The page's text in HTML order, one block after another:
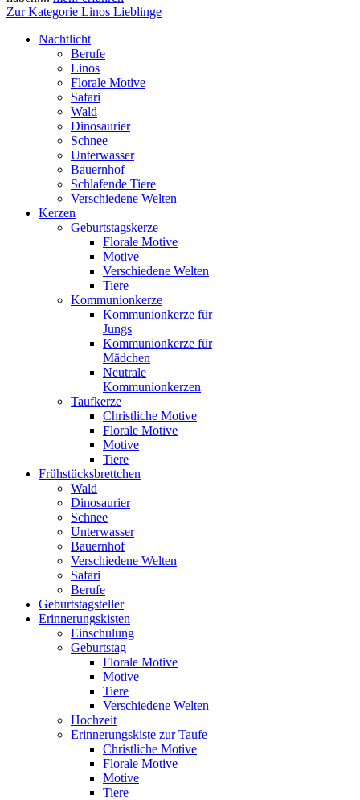
Zur Kategorie Linos Lieblinge
Nachtlicht
Berufe
Linos
Florale Motive
Safari
Wald
Dinosaurier
Schnee
Unterwasser
Bauernhof
Schlafende Tiere
Verschiedene Welten
Kerzen
Geburtstagskerze
Florale Motive
Motive
Verschiedene Welten
Tiere
Kommunionkerze
Kommunionkerze für
Jungs
Kommunionkerze für
Mädchen
Neutrale
Kommunionkerzen
Taufkerze
Christliche Motive
Florale Motive
Motive
Tiere
Frühstücksbrettchen
Wald
Dinosaurier
Schnee
Unterwasser
Bauernhof
Verschiedene Welten
Safari
Berufe
Geburtstagsteller
Erinnerungskisten
Einschulung
Geburtstag
Florale Motive
Motive
Tiere
Verschiedene Welten
Hochzeit
Erinnerungskiste zur Taufe
Christliche Motive
Florale Motive
Motive
Tiere